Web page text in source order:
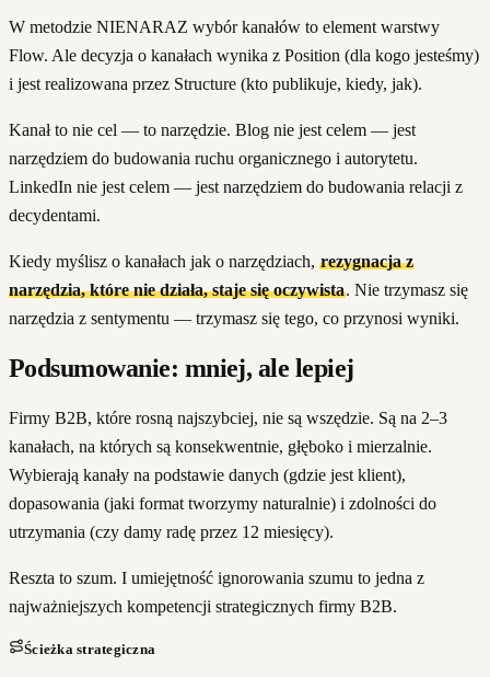
W metodzie NIENARAZ wybór kanałów to element warstwy
Flow. Ale decyzja o kanałach wynika z Position (dla kogo jesteśmy)
i jest realizowana przez Structure (kto publikuje, kiedy, jak).
Kanał to nie cel — to narzędzie. Blog nie jest celem — jest
narzędziem do budowania ruchu organicznego i autorytetu.
LinkedIn nie jest celem — jest narzędziem do budowania relacji z
decydentami.
Kiedy myślisz o kanałach jak o narzędziach, rezygnacja z
narzędzia, które nie działa, staje się oczywista. Nie trzymasz się
narzędzia z sentymentu — trzymasz się tego, co przynosi wyniki.
Podsumowanie: mniej, ale lepiej
Firmy B2B, które rosną najszybciej, nie są wszędzie. Są na 2–3
kanałach, na których są konsekwentnie, głęboko i mierzalnie.
Wybierają kanały na podstawie danych (gdzie jest klient),
dopasowania (jaki format tworzymy naturalnie) i zdolności do
utrzymania (czy damy radę przez 12 miesięcy).
Reszta to szum. I umiejętność ignorowania szumu to jedna z
najważniejszych kompetencji strategicznych firmy B2B.
Ścieżka strategiczna